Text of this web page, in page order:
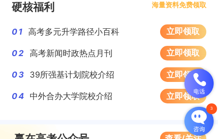
硬核福利 海量资料免费领取
01 高考多元升学路径小百科 立即领取
02 高考新闻时政热点月刊 立即领取
03 39所强基计划院校介绍 立即领取
04 中外合办大学院校介绍 立即领取